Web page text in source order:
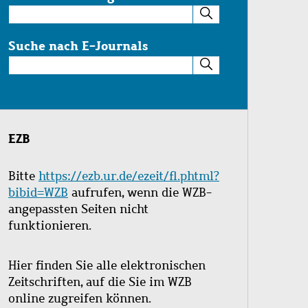
im
Katalog
Suche nach E-Journals
nach
Journals
EZB
Bitte https://ezb.ur.de/ezeit/fl.phtml?
bibid=WZB aufrufen, wenn die WZB-
angepassten Seiten nicht
funktionieren.
Hier finden Sie alle elektronischen
Zeitschriften, auf die Sie im WZB
online zugreifen können.